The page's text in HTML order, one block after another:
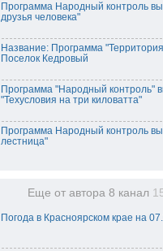
Программа Народный контроль
друзья человека"
Название: Программа
Поселок Кедровый
Программа "Народный контроль"
"Техусловия на три киловатта"
Программа Народный контроль
лестница"
Еще от автора 8 канал
Погода в Красноярском крае на